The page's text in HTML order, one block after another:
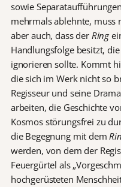
sowie
mehrmals ablehnte, muss
aber auch, dass der Ring
Handlungsfolge besitzt,
ignorieren sollte. Kommt
die sich im Werk nicht so
Regisseur und seine
arbeiten, die Geschichte
Kosmos störungsfrei zu
die Begegnung mit dem
werden, von dem der
Feuergürtel als
hochgerüsteten